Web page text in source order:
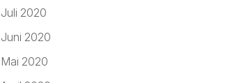
Juli 2020
Juni 2020
Mai 2020